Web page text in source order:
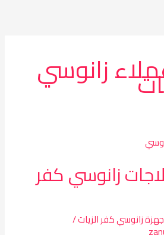
زانوسي
زانوسي كفر
زانوسي كفر الزيات/